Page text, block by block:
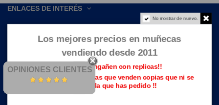
ENLACES DE INTERÉS
OPINIONES CLIENTES
No mostrar de nuevo.
Los mejores precios en muñecas
vendiendo desde 2011
Que no te engañen con replicas!!
Evita las páginas piratas que venden copias que ni se
parecen a la que has pedido !!